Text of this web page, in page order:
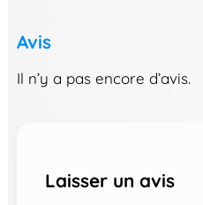
Avis
Il n’y a pas encore d’avis.
Laisser un avis